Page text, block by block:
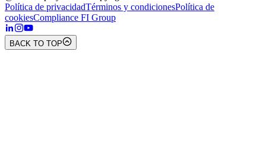
Política de privacidadTérminos y condicionesPolítica de
cookiesCompliance FI Group
BACK TO TOP